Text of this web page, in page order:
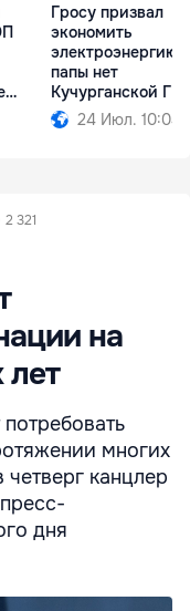
Гросу призвал
экономить
электроэнергию:
папы нет
Кучурганской
огороде
24 Июл. 10:04
2 321
на
многих
четверг канцлер
дня